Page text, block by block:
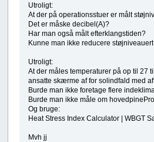
Utroligt:
At der på operationsstuer er målt
Det er måske decibel(A)?
Har man også målt efterklangstiden?
Kunne man ikke reducere
Utroligt:
At der måles temperaturer på op til 27
ansatte skærme af for solindfald med
Burde man ikke foretage flere
Burde man ikke måle om
Og bruge:
Heat Stress Index Calculator | WBGT
Mvh jj